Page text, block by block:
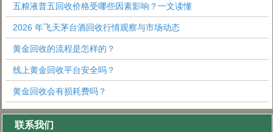
五粮液普五回收价格受哪些因素影响？一文读懂
2026 年飞天茅台酒回收行情观察与市场动态
黄金回收的流程是怎样的？
线上黄金回收平台安全吗？
黄金回收会有损耗费吗？
联系我们